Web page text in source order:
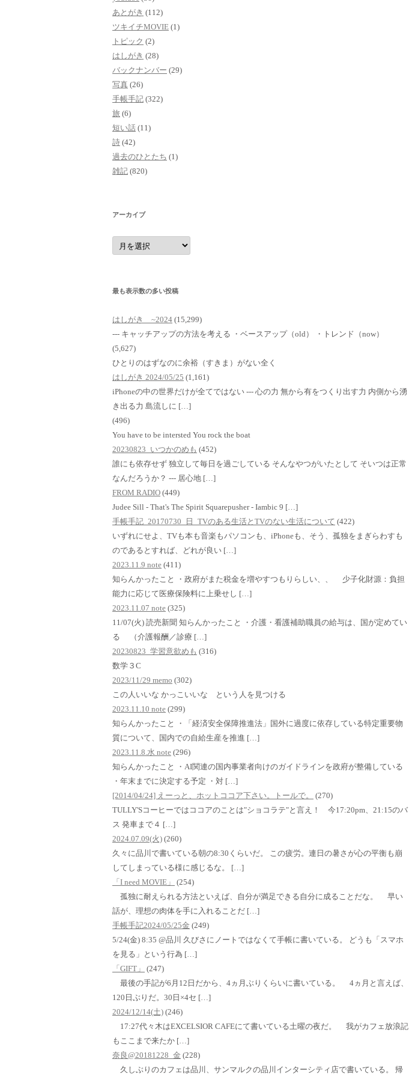
あとがき (112)
ツキイチMOVIE (1)
トピック (2)
はしがき (28)
バックナンバー (29)
写真 (26)
手帳手記 (322)
旅 (6)
短い話 (11)
詩 (42)
過去のひとたち (1)
雑記 (820)
アーカイブ
ア
イ
ブ
最も表示数の多い投稿
はしがき ~2024 (15,299)
--- キャッチアップの方法を考える ・ベースアップ（old） ・トレンド（now）
(5,627)
ひとりのはずなのに余裕（すきま）がない全く
はしがき 2024/05/25 (1,161)
iPhoneの中の世界だけが全てではない --- 心の力 無から有をつくり出す力 内側から湧
き出る力 島流しに […]
(496)
You have to be intersted You rock the boat
20230823_いつかのめも (452)
誰にも依存せず 独立して毎日を過ごしている そんなやつがいたとして そいつは正常
なんだろうか？ --- 居心地 […]
FROM RADIO (449)
Judee Sill - That's The Spirit Squarepusher - Iambic 9 […]
手帳手記_20170730_日_TVのある生活とTVのない生活について (422)
いずれにせよ、TVも本も音楽もパソコンも、iPhoneも、そう、孤独をまぎらわすも
のであるとすれば、どれが良い […]
2023.11.9 note (411)
知らんかったこと ・政府がまた税金を増やすつもりらしい、、 少子化財源：負担
能力に応じて医療保険料に上乗せし […]
2023.11.07 note (325)
11/07(火) 読売新聞 知らんかったこと ・介護・看護補助職員の給与は、国が定めてい
る （介護報酬／診療 […]
20230823_学習意欲めも (316)
数学３C
2023/11/29 memo (302)
この人いいな かっこいいな という人を見つける
2023.11.10 note (299)
知らんかったこと ・「経済安全保障推進法」国外に過度に依存している特定重要物
質について、国内での自給生産を推進 […]
2023.11.8.水 note (296)
知らんかったこと ・AI関連の国内事業者向けのガイドラインを政府が整備している
・年末までに決定する予定 ・対 […]
[2014/04/24] えーっと、ホットココア下さい。トールで。
(270)
TULLY'Sコーヒーではココアのことは"ショコラテ"と言え！ 今17:20pm、21:15のバ
ス 発車まで４ […]
2024.07.09(火) (260)
久々に品川で書いている朝の8:30くらいだ。 この疲労。連日の暑さが心の平衡も崩
してしまっている様に感じるな。 […]
「I need MOVIE」
(254)
孤独に耐えられる方法といえば、自分が満足できる自分に成ることだな。 早い
話が、理想の肉体を手に入れることだ […]
手帳手記2024/05/25金 (249)
5/24(金) 8:35 @品川 久びさにノートではなくて手帳に書いている。 どうも「スマホ
を見る」という行為 […]
「GIFT」
(247)
最後の手記が6月12日だから、4ヵ月ぶりくらいに書いている。 4ヵ月と言えば、
120日ぶりだ。30日×4セ […]
2024/12/14(土) (246)
17:27代々木はEXCELSIOR CAFEにて書いている土曜の夜だ。 我がカフェ放浪記
もここまで来たか […]
奈良@20181228_金 (228)
久しぶりのカフェは品川、サンマルクの品川インターシティ店で書いている。 帰